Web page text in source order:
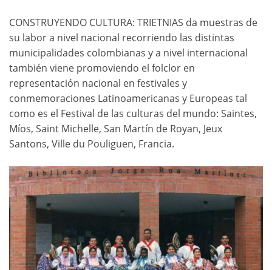
CONSTRUYENDO CULTURA: TRIETNIAS da muestras de
su labor a nivel nacional recorriendo las distintas
municipalidades colombianas y a nivel internacional
también viene promoviendo el folclor en
representación nacional en festivales y
conmemoraciones Latinoamericanas y Europeas tal
como es el Festival de las culturas del mundo: Saintes,
Míos, Saint Michelle, San Martín de Royan, Jeux
Santons, Ville du Pouliguen, Francia.